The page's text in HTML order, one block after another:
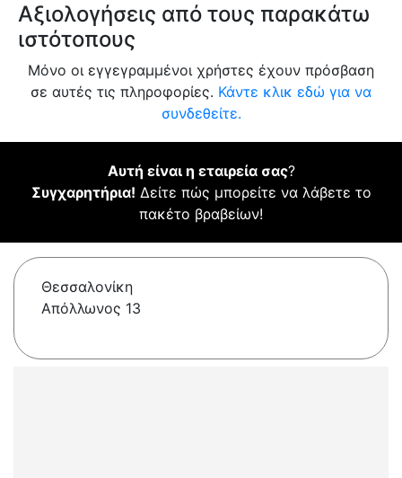
Αξιολογήσεις από τους παρακάτω
ιστότοπους
Μόνο οι εγγεγραμμένοι χρήστες έχουν πρόσβαση
σε αυτές τις πληροφορίες. Κάντε κλικ εδώ για να
συνδεθείτε.
Αυτή είναι η εταιρεία σας?
Συγχαρητήρια! Δείτε πώς μπορείτε να λάβετε το
πακέτο βραβείων!
Θεσσαλονίκη
Απόλλωνος 13